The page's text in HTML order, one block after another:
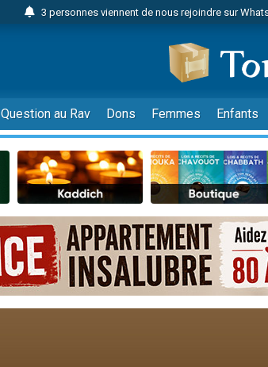
3 personnes viennent de nous rejoindre sur
3 personnes viennent de faire un don pour 5
3 personnes viennent de faire un don pour
2 personnes viennent de nous rejoindre sur
13 personnes viennent de demander une
30 personnes viennent de faire un don pour
Il reste 49 places pour étudier en groupe sur
12 nouvelles musiques dans Torah-Box Music
3 personnes viennent de nous rejoindre sur
2 personnes viennent de nous rejoindre sur
2 nouvelles musiques dans Torah-Box Music
3 personnes viennent de nous rejoindre sur
Question au Rav Dons Femmes Enfants